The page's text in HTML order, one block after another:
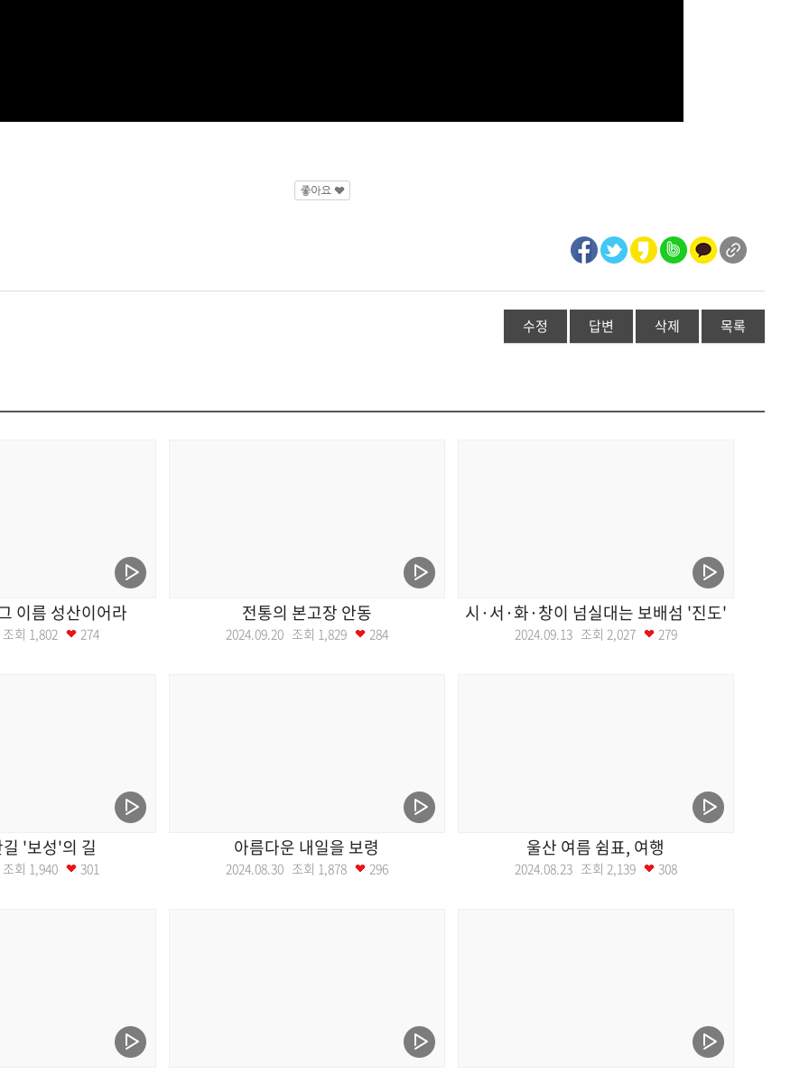
수정 답변 삭제 목록
이름 성산이어라
회 1,802 274
전통의 본고장 안동
2024.09.20 조회 1,829 284
시·서·화·창이 넘실대는 보배섬 '진도'
2024.09.13 조회 2,027 279
'보성'의 길
회 1,940 301
아름다운 내일을 보령
2024.08.30 조회 1,878 296
울산 여름 쉼표, 여행
2024.08.23 조회 2,139 308